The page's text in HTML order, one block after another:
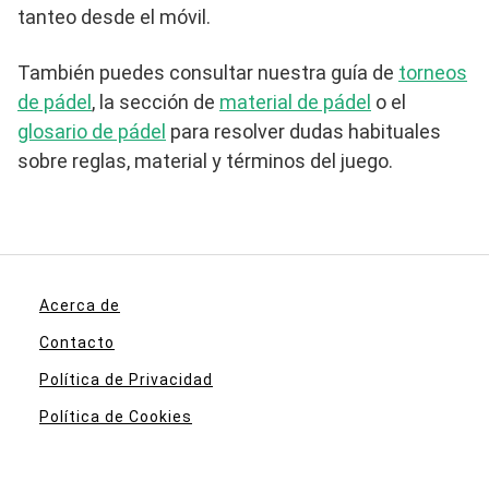
tanteo desde el móvil.
También puedes consultar nuestra guía de torneos
de pádel, la sección de material de pádel o el
glosario de pádel para resolver dudas habituales
sobre reglas, material y términos del juego.
Acerca de
Contacto
Política de Privacidad
Política de Cookies